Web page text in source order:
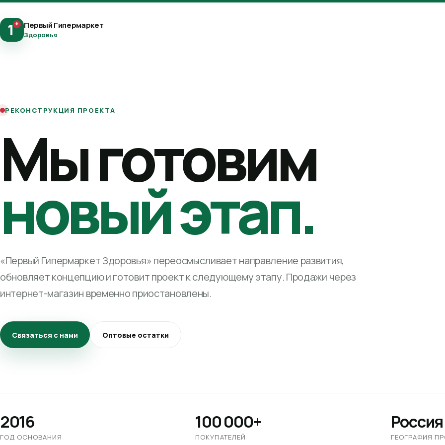
1+ Первый Гипермаркет
Здоровья
РЕКОНСТРУКЦИЯ ПРОЕКТА
Мы готовим
новый этап.
«Первый Гипермаркет Здоровья» переосмысливает направление развития,
обновляет концепцию и готовит проект к следующему этапу. Продажи через
интернет-магазин временно приостановлены.
Связаться с нами Оптовые остатки
2016
ГОД ОСНОВАНИЯ
100 000+
ПОКУПАТЕЛЕЙ
Россия
ГЕОГРАФИЯ